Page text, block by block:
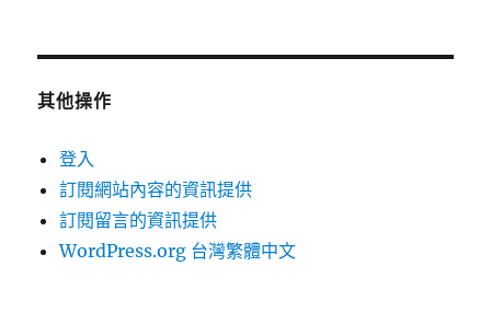
其他操作
登入
訂閱網站內容的資訊提供
訂閱留言的資訊提供
WordPress.org 台灣繁體中文